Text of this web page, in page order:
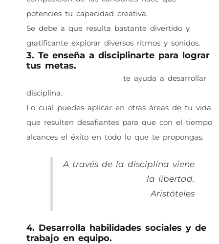
potencies tu capacidad creativa.
Se debe a que resulta bastante divertido y
gratificante explorar diversos ritmos y sonidos.
3. Te enseña a disciplinarte para lograr
tus metas.
te ayuda a desarrollar
disciplina.
Lo cual puedes aplicar en otras áreas de tu vida
que resulten desafiantes para que con el tiempo
alcances el éxito en todo lo que te propongas.
A través de la disciplina viene
la libertad.
Aristóteles
4. Desarrolla habilidades sociales y de
trabajo en equipo.